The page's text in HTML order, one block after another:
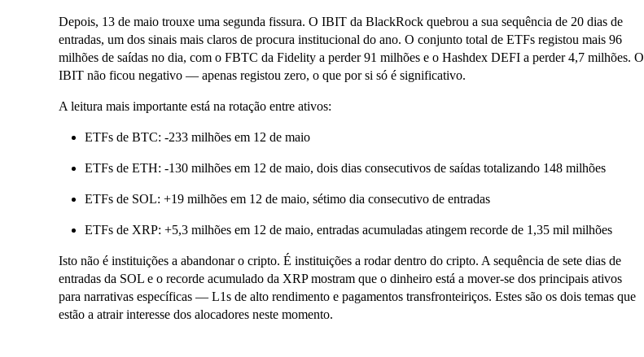
Depois, 13 de maio trouxe uma segunda fissura. O IBIT da BlackRock quebrou a sua sequência de 20 dias de
entradas, um dos sinais mais claros de procura institucional do ano. O conjunto total de ETFs registou mais 96
milhões de saídas no dia, com o FBTC da Fidelity a perder 91 milhões e o Hashdex DEFI a perder 4,7 milhões. O
IBIT não ficou negativo — apenas registou zero, o que por si só é significativo.
A leitura mais importante está na rotação entre ativos:
ETFs de BTC: -233 milhões em 12 de maio
ETFs de ETH: -130 milhões em 12 de maio, dois dias consecutivos de saídas totalizando 148 milhões
ETFs de SOL: +19 milhões em 12 de maio, sétimo dia consecutivo de entradas
ETFs de XRP: +5,3 milhões em 12 de maio, entradas acumuladas atingem recorde de 1,35 mil milhões
Isto não é instituições a abandonar o cripto. É instituições a rodar dentro do cripto. A sequência de sete dias de
entradas da SOL e o recorde acumulado da XRP mostram que o dinheiro está a mover-se dos principais ativos
para narrativas específicas — L1s de alto rendimento e pagamentos transfronteiriços. Estes são os dois temas que
estão a atrair interesse dos alocadores neste momento.